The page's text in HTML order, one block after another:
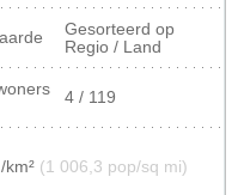
Gesorteerd op
Regio / Land
4 / 119
km² (1 006,3 pop/sq mi)